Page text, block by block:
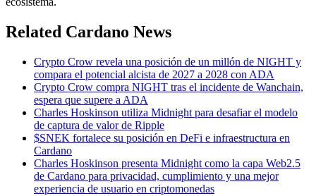
Related Cardano News
Crypto Crow revela una posición de un millón de NIGHT y
compara el potencial alcista de 2027 a 2028 con ADA
Crypto Crow compra NIGHT tras el incidente de Wanchain,
espera que supere a ADA
Charles Hoskinson utiliza Midnight para desafiar el modelo
de captura de valor de Ripple
$SNEK fortalece su posición en DeFi e infraestructura en
Cardano
Charles Hoskinson presenta Midnight como la capa Web2.5
de Cardano para privacidad, cumplimiento y una mejor
experiencia de usuario en criptomonedas